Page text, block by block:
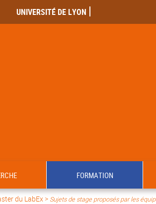
UNIVERSITÉ DE LYON
FORMATION
du LabEx> Sujets de stage proposés par les